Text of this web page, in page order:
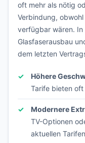
oft mehr als nötig
Verbindung,
verfügbar wären.
Glasfaserausbau
dem letzten
Höhere
Tarife bieten oft
Modernere
TV-Optionen
aktuellen